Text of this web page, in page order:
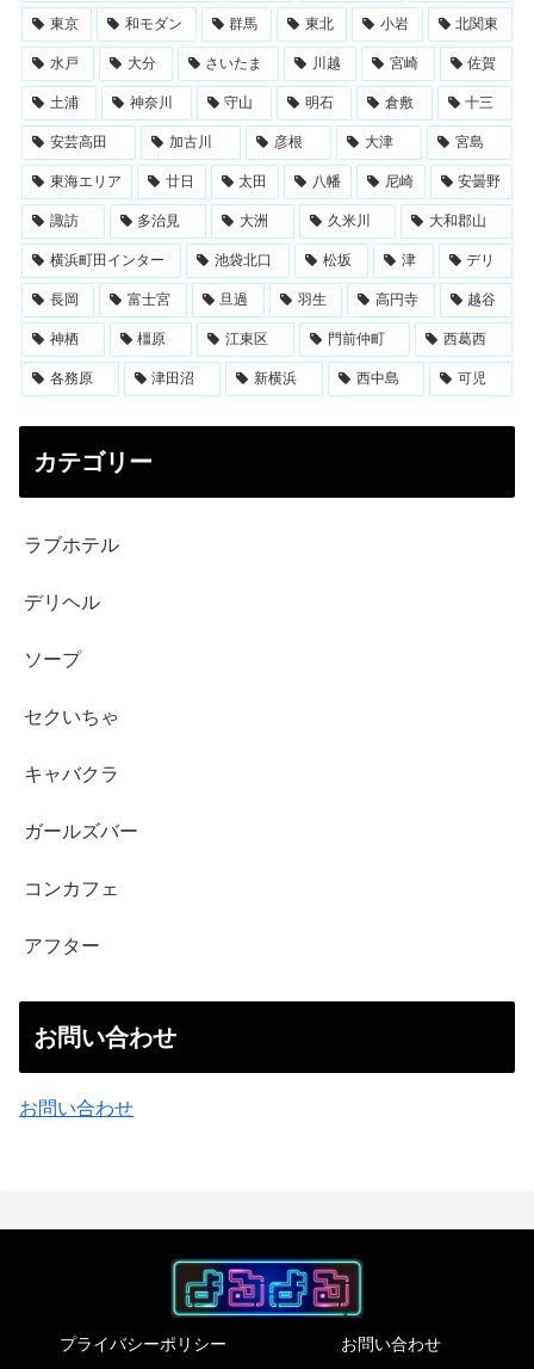
東京 和モダン 群馬 東北 小岩 北関東
水戸 大分 さいたま 川越 宮崎 佐賀
土浦 神奈川 守山 明石 倉敷 十三
安芸高田 加古川 彦根 大津 宮島
東海エリア 廿日 太田 八幡 尼崎 安曇野
諏訪 多治見 大洲 久米川 大和郡山
横浜町田インター 池袋北口 松坂 津 デリ
長岡 富士宮 旦過 羽生 高円寺 越谷
神栖 橿原 江東区 門前仲町 西葛西
各務原 津田沼 新横浜 西中島 可児
カテゴリー
ラブホテル
デリヘル
ソープ
セクいちゃ
キャバクラ
ガールズバー
コンカフェ
アフター
お問い合わせ
お問い合わせ
プライバシーポリシー お問い合わせ